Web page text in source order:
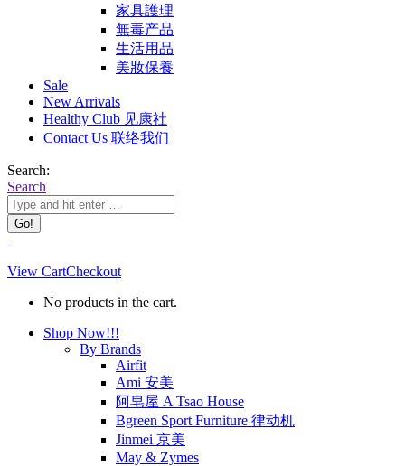
家具護理
無毒产品
生活用品
美妝保養
Sale
New Arrivals
Healthy Club 见康社
Contact Us 联络我们
Search:
Search
View CartCheckout
No products in the cart.
Shop Now!!!
By Brands
Airfit
Ami 安美
阿皂屋 A Tsao House
Bgreen Sport Furniture 律动机
Jinmei 京美
May & Zymes